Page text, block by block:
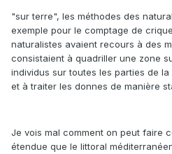
"sur terre", les méthodes des
exemple pour le comptage de
naturalistes avaient recours à des
consistaient à quadriller une zone
individus sur toutes les parties de
et à traiter les donnes de manière
Je vois mal comment on peut faire
étendue que le littoral